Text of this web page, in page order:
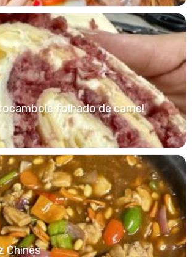
rocambole folhado de carne!
Chinês